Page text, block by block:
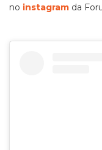
no instagram da